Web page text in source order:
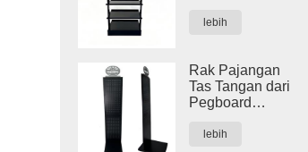
lebih
Rak Pajangan
Tas Tangan dari
Pegboard
Kustom
lebih